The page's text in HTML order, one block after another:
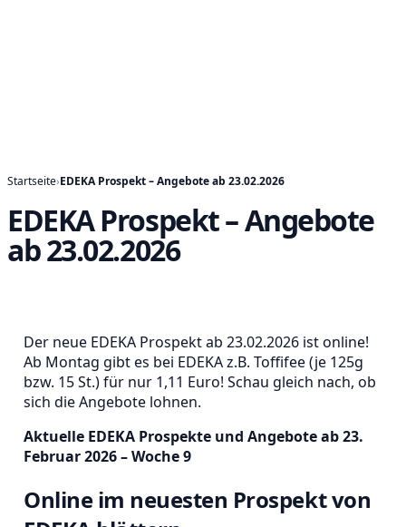
Startseite›EDEKA Prospekt – Angebote ab 23.02.2026
EDEKA Prospekt – Angebote
ab 23.02.2026
Der neue EDEKA Prospekt ab 23.02.2026 ist online!
Ab Montag gibt es bei EDEKA z.B. Toffifee (je 125g
bzw. 15 St.) für nur 1,11 Euro! Schau gleich nach, ob
sich die Angebote lohnen.
Aktuelle EDEKA Prospekte und Angebote ab 23.
Februar 2026 – Woche 9
Online im neuesten Prospekt von